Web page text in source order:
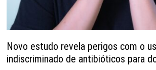
Novo estudo revela perigos com o
indiscriminado de antibióticos para